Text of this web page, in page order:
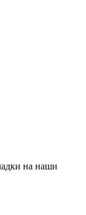
на наши